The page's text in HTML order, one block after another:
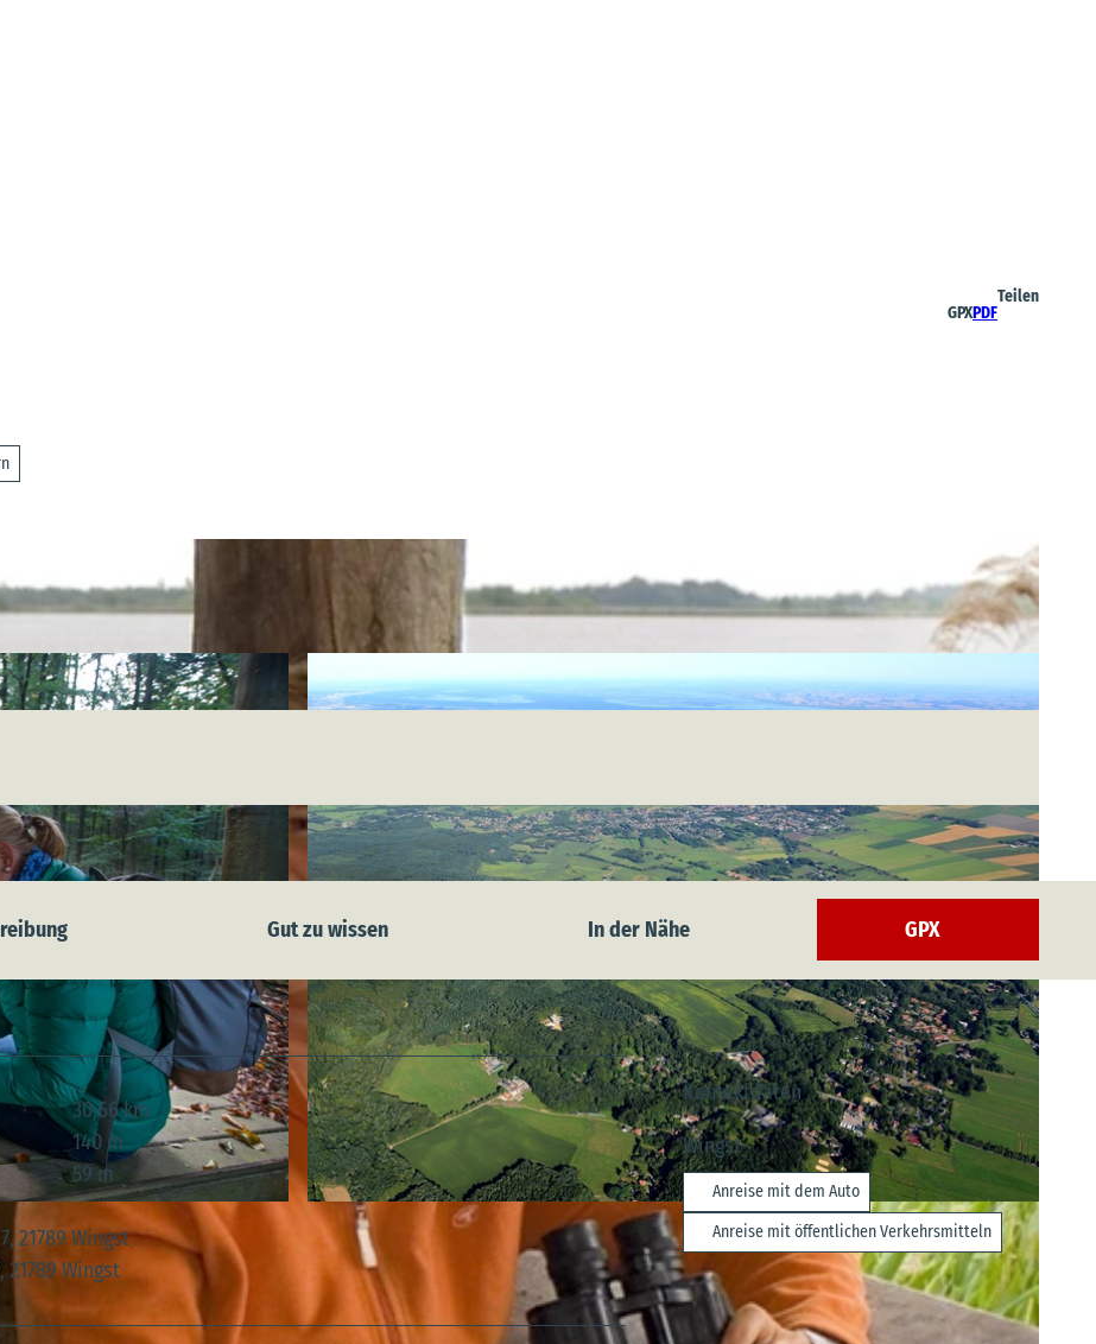
GPXPDF
Teilen
© keine Angaben, Samtgemeinde Land Hadeln |
Gut zu wissen In der Nähe GPX
30,66 km
140 m
59 m
21789 Wingst
Wingst
Kontaktdaten
Wingst
Anreise mit dem Auto
Anreise mit öffentlichen Verkehrsmitteln